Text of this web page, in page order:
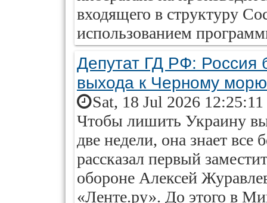
входящего в структуру
использованием
Депутат ГД РФ: Россия
выхода к Черному морю
Sat, 18 Jul 2026
Чтобы лишить Украину
две недели, она знает
рассказал первый
обороне Алексей
«Ленте.ру». До этого в